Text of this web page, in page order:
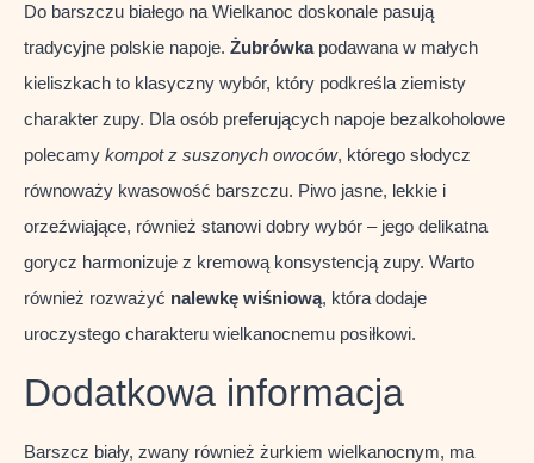
Do barszczu białego na Wielkanoc doskonale pasują
tradycyjne polskie napoje. Żubrówkapodawana w małych
kieliszkach to klasyczny wybór, który podkreśla ziemisty
charakter zupy. Dla osób preferujących napoje bezalkoholowe
polecamy kompot z suszonych owoców, którego słodycz
równoważy kwasowość barszczu. Piwo jasne, lekkie i
orzeźwiające, również stanowi dobry wybór – jego delikatna
gorycz harmonizuje z kremową konsystencją zupy. Warto
również rozważyć nalewkę wiśniową, która dodaje
uroczystego charakteru wielkanocnemu posiłkowi.
Dodatkowa informacja
Barszcz biały, zwany również żurkiem wielkanocnym, ma